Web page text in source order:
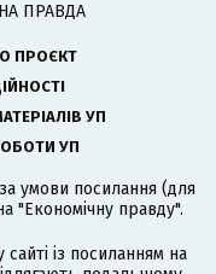
ПРАВДА
ПРОЄКТ
УП
УП
умови посилання (для
"Економічну правду".
сайті із посиланням на